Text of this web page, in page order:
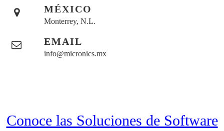
MÉXICO
Monterrey, N.L.
EMAIL
info@micronics.mx
Conoce las Soluciones de Software